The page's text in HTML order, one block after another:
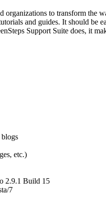
organizations to transform
and guides. It should
Support Suite does, it
etc.)
2.9.1 Build 15
7